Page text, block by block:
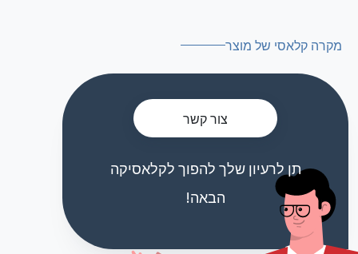
מקרה קלאסי של מוצר
צור קשר
תן לרעיון שלך להפוך לקלאסיקה
הבאה!